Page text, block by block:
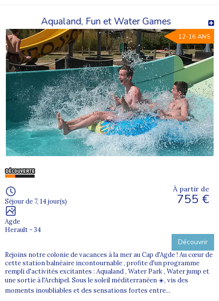
Aqualand, Fun et Water Games
12-16 ANS
Séjour de 7, 14 jour(s)
Agde
Herault - 34
À partir de
755 €
Découvrir
Rejoins notre colonie de vacances à la mer au Cap d'Agde ! Au cœur de
cette station balnéaire incontournable , profite d'un programme
rempli d'activités excitantes : Aqualand , Water Park , Water jump et
une sortie à l'Archipel. Sous le soleil méditerranéen ☀️, vis des
moments inoubliables et des sensations fortes entre...